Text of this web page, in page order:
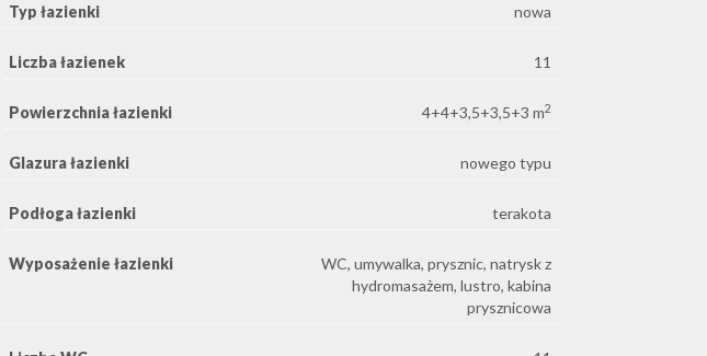
Typ łazienki nowa
Liczba łazienek 11
Powierzchnia łazienki 4+4+3,5+3,5+3 m2
Glazura łazienki nowego typu
Podłoga łazienki terakota
Wyposażenie łazienki
WC, umywalka, prysznic, natrysk z
hydromasażem, lustro, kabina
prysznicowa